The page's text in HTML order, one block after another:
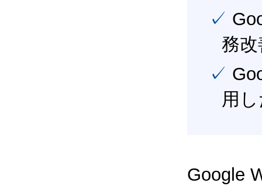
✓ Google Workspace（旧G Suite） を活用し、業
務
✓ Google Workspace（旧G Suite） を最大限に活
用
Google